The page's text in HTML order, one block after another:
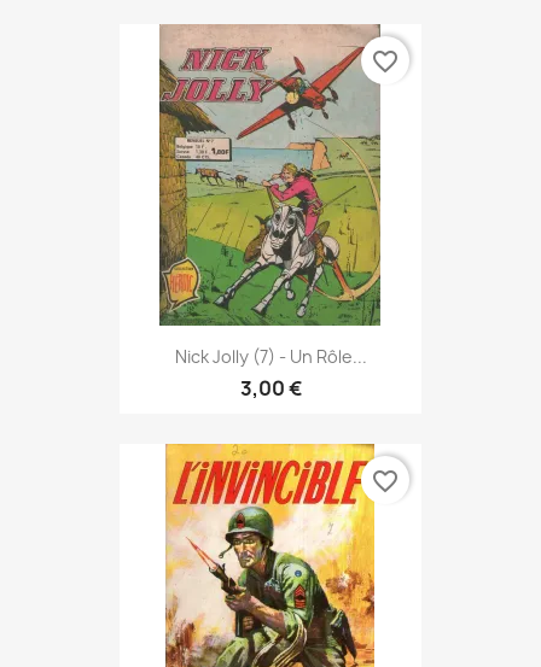
Nick Jolly (7) - Un Rôle...
3,00 €
favorite_border
favorite_border